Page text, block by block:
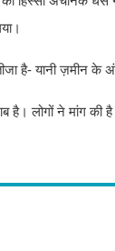
है- यानी ज़मीन के
है। लोगों ने मांग की